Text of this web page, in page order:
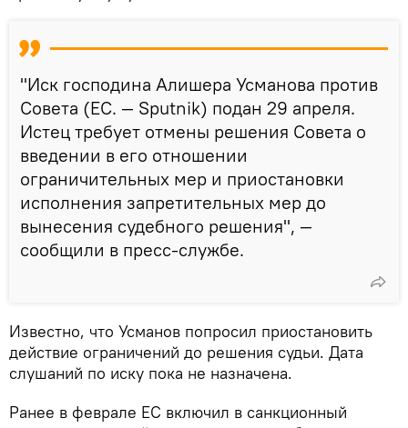
"Иск господина Алишера Усманова против
Совета (ЕС. — Sputnik) подан 29 апреля.
Истец требует отмены решения Совета о
введении в его отношении
ограничительных мер и приостановки
исполнения запретительных мер до
вынесения судебного решения", —
сообщили в пресс-службе.
Известно, что Усманов попросил приостановить
действие ограничений до решения судьи. Дата
слушаний по иску пока не назначена.
Ранее в феврале ЕС включил в санкционный